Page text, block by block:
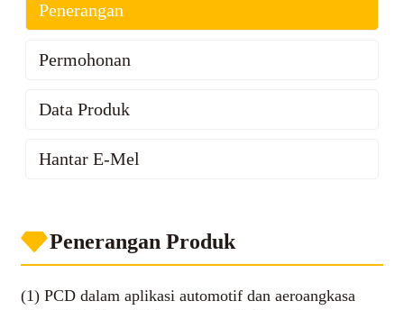
Penerangan
Permohonan
Data Produk
Hantar E-Mel
Penerangan Produk
(1) PCD dalam aplikasi automotif dan aeroangkasa